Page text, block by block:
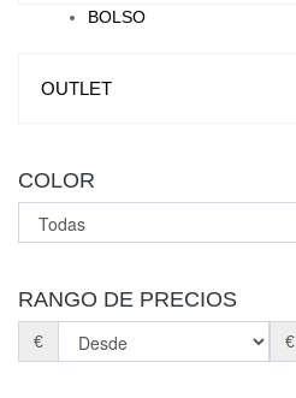
BOLSO
OUTLET
COLOR
RANGO DE PRECIOS
€ €